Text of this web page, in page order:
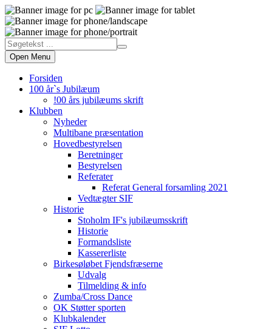
Open Menu
Forsiden
100 år`s Jubilæum
!00 års jubilæums skrift
Klubben
Nyheder
Multibane præsentation
Hovedbestyrelsen
Beretninger
Bestyrelsen
Referater
Referat General forsamling 2021
Vedtægter SIF
Historie
Stoholm IF's jubilæumsskrift
Historie
Formandsliste
Kassererliste
Birkesøløbet Fjendsfræserne
Udvalg
Tilmelding & info
Zumba/Cross Dance
OK Støtter sporten
Klubkalender